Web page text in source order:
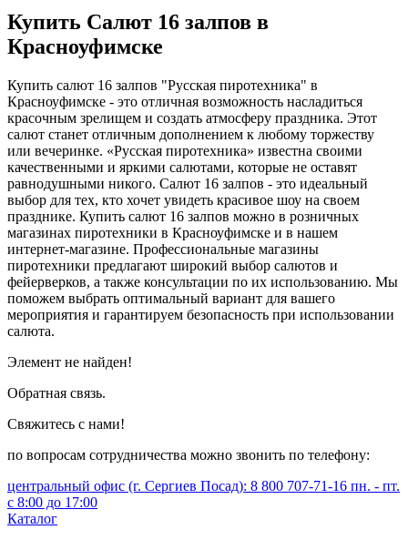
Купить Салют 16 залпов в
Красноуфимске
Купить салют 16 залпов "Русская пиротехника" в
Красноуфимске - это отличная возможность насладиться
красочным зрелищем и создать атмосферу праздника. Этот
салют станет отличным дополнением к любому торжеству
или вечеринке. «Русская пиротехника» известна своими
качественными и яркими салютами, которые не оставят
равнодушными никого. Салют 16 залпов - это идеальный
выбор для тех, кто хочет увидеть красивое шоу на своем
празднике. Купить салют 16 залпов можно в розничных
магазинах пиротехники в Красноуфимске и в нашем
интернет-магазине. Профессиональные магазины
пиротехники предлагают широкий выбор салютов и
фейерверков, а также консультации по их использованию. Мы
поможем выбрать оптимальный вариант для вашего
мероприятия и гарантируем безопасность при использовании
салюта.
Элемент не найден!
Обратная связь.
Свяжитесь с нами!
по вопросам сотрудничества можно звонить по телефону:
центральный офис (г. Сергиев Посад): 8 800 707-71-16 пн. - пт.
с 8:00 до 17:00
Каталог